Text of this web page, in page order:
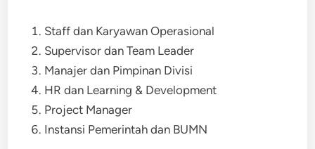
Staff dan Karyawan Operasional
Supervisor dan Team Leader
Manajer dan Pimpinan Divisi
HR dan Learning & Development
Project Manager
Instansi Pemerintah dan BUMN